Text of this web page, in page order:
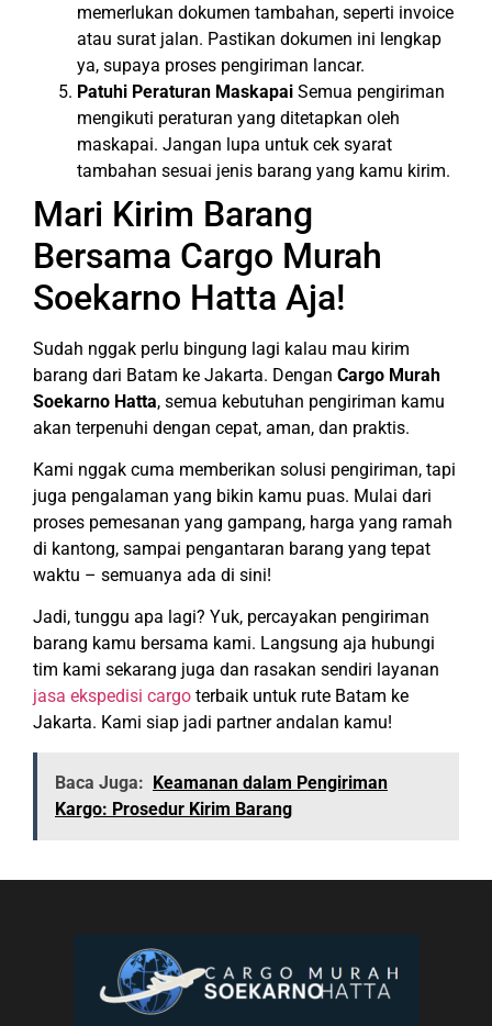
memerlukan dokumen tambahan, seperti invoice
atau surat jalan. Pastikan dokumen ini lengkap
ya, supaya proses pengiriman lancar.
Patuhi Peraturan Maskapai Semua pengiriman
mengikuti peraturan yang ditetapkan oleh
maskapai. Jangan lupa untuk cek syarat
tambahan sesuai jenis barang yang kamu kirim.
Mari Kirim Barang
Bersama Cargo Murah
Soekarno Hatta Aja!
Sudah nggak perlu bingung lagi kalau mau kirim
barang dari Batam ke Jakarta. Dengan Cargo Murah
Soekarno Hatta, semua kebutuhan pengiriman kamu
akan terpenuhi dengan cepat, aman, dan praktis.
Kami nggak cuma memberikan solusi pengiriman, tapi
juga pengalaman yang bikin kamu puas. Mulai dari
proses pemesanan yang gampang, harga yang ramah
di kantong, sampai pengantaran barang yang tepat
waktu – semuanya ada di sini!
Jadi, tunggu apa lagi? Yuk, percayakan pengiriman
barang kamu bersama kami. Langsung aja hubungi
tim kami sekarang juga dan rasakan sendiri layanan
jasa ekspedisi cargo terbaik untuk rute Batam ke
Jakarta. Kami siap jadi partner andalan kamu!
Baca Juga: Keamanan dalam Pengiriman
Kargo: Prosedur Kirim Barang